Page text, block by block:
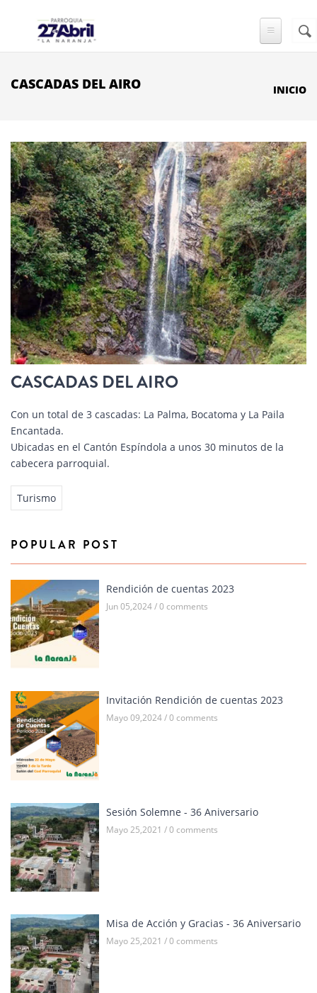
DE
CASCADAS DEL AIRO INICIO
CASCADAS DEL AIRO
Con un total de 3 cascadas: La Palma, Bocatoma y La Paila
Encantada.
Ubicadas en el Cantón Espíndola a unos 30 minutos de la
cabecera parroquial.
Turismo
POPULAR POST
Rendición de cuentas 2023
Jun 05,2024 / 0 comments
Invitación Rendición de cuentas 2023
Mayo 09,2024 / 0 comments
Sesión Solemne - 36 Aniversario
Mayo 25,2021 / 0 comments
Misa de Acción y Gracias - 36 Aniversario
Mayo 25,2021 / 0 comments